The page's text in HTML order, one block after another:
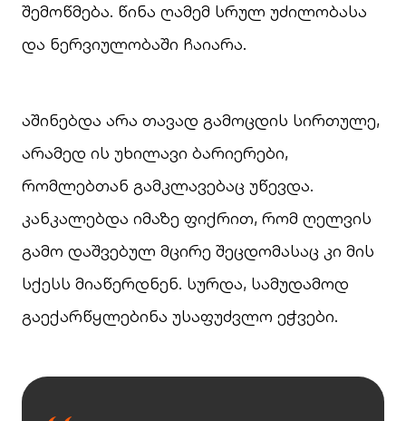
შემოწმება. წინა ღამემ სრულ უძილობასა
და ნერვიულობაში ჩაიარა.
აშინებდა არა თავად გამოცდის სირთულე,
არამედ ის უხილავი ბარიერები,
რომლებთან გამკლავებაც უწევდა.
კანკალებდა იმაზე ფიქრით, რომ ღელვის
გამო დაშვებულ მცირე შეცდომასაც კი მის
სქესს მიაწერდნენ. სურდა, სამუდამოდ
გაექარწყლებინა უსაფუძვლო ეჭვები.